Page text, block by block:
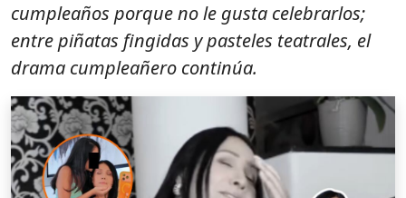
cumpleaños porque no le gusta celebrarlos;
entre piñatas fingidas y pasteles teatrales, el
drama cumpleañero continúa.